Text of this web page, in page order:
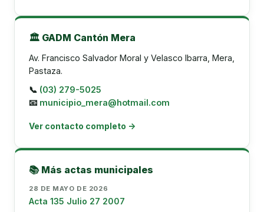
🏛️ GADM Cantón Mera
Av. Francisco Salvador Moral y Velasco Ibarra, Mera,
Pastaza.
📞 (03) 279-5025
📧 municipio_mera@hotmail.com
Ver contacto completo →
📚 Más actas municipales
28 DE MAYO DE 2026
Acta 135 Julio 27 2007